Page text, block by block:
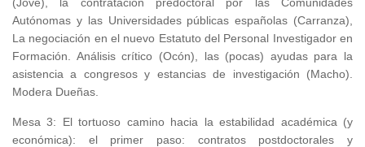
Autónomas y las Universidades públicas españolas (Carranza),
La negociación en el nuevo Estatuto del Personal Investigador en
Formación. Análisis crítico (Ocón), las (pocas) ayudas para la
asistencia a congresos y estancias de investigación (Macho).
Modera Dueñas.
Mesa 3: El tortuoso camino hacia la estabilidad académica (y
económica): el primer paso: contratos postdoctorales y